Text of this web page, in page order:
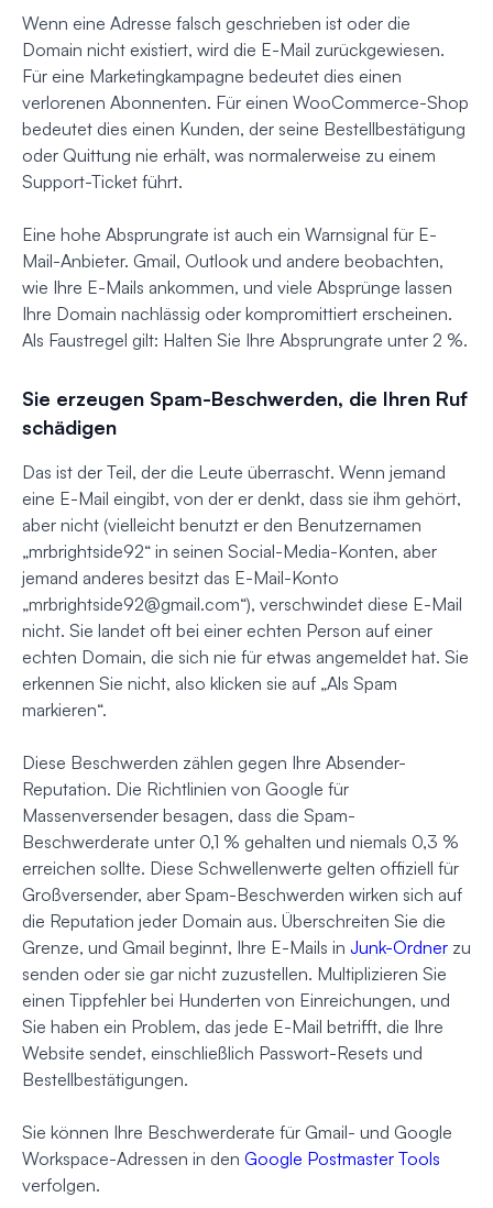
Wenn eine Adresse falsch geschrieben ist oder die
Domain nicht existiert, wird die E-Mail zurückgewiesen.
Für eine Marketingkampagne bedeutet dies einen
verlorenen Abonnenten. Für einen WooCommerce-Shop
bedeutet dies einen Kunden, der seine Bestellbestätigung
oder Quittung nie erhält, was normalerweise zu einem
Support-Ticket führt.
Eine hohe Absprungrate ist auch ein Warnsignal für E-
Mail-Anbieter. Gmail, Outlook und andere beobachten,
wie Ihre E-Mails ankommen, und viele Absprünge lassen
Ihre Domain nachlässig oder kompromittiert erscheinen.
Als Faustregel gilt: Halten Sie Ihre Absprungrate unter 2 %.
Sie erzeugen Spam-Beschwerden, die Ihren Ruf
schädigen
Das ist der Teil, der die Leute überrascht. Wenn jemand
eine E-Mail eingibt, von der er denkt, dass sie ihm gehört,
aber nicht (vielleicht benutzt er den Benutzernamen
„mrbrightside92“ in seinen Social-Media-Konten, aber
jemand anderes besitzt das E-Mail-Konto
„mrbrightside92@gmail.com“), verschwindet diese E-Mail
nicht. Sie landet oft bei einer echten Person auf einer
echten Domain, die sich nie für etwas angemeldet hat. Sie
erkennen Sie nicht, also klicken sie auf „Als Spam
markieren“.
Diese Beschwerden zählen gegen Ihre Absender-
Reputation. Die Richtlinien von Google für
Massenversender besagen, dass die Spam-
Beschwerderate unter 0,1 % gehalten und niemals 0,3 %
erreichen sollte. Diese Schwellenwerte gelten offiziell für
Großversender, aber Spam-Beschwerden wirken sich auf
die Reputation jeder Domain aus. Überschreiten Sie die
Grenze, und Gmail beginnt, Ihre E-Mails in Junk-Ordner zu
senden oder sie gar nicht zuzustellen. Multiplizieren Sie
einen Tippfehler bei Hunderten von Einreichungen, und
Sie haben ein Problem, das jede E-Mail betrifft, die Ihre
Website sendet, einschließlich Passwort-Resets und
Bestellbestätigungen.
Sie können Ihre Beschwerderate für Gmail- und Google
Workspace-Adressen in den Google Postmaster Tools
verfolgen.